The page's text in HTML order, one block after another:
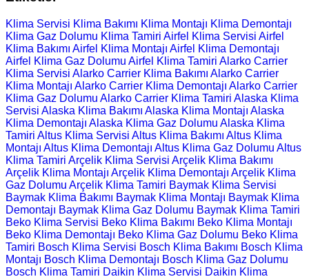
Klima Servisi Klima Bakımı Klima Montajı Klima Demontajı
Klima Gaz Dolumu Klima Tamiri Airfel Klima Servisi Airfel
Klima Bakımı Airfel Klima Montajı Airfel Klima Demontajı
Airfel Klima Gaz Dolumu Airfel Klima Tamiri Alarko Carrier
Klima Servisi Alarko Carrier Klima Bakımı Alarko Carrier
Klima Montajı Alarko Carrier Klima Demontajı Alarko Carrier
Klima Gaz Dolumu Alarko Carrier Klima Tamiri Alaska Klima
Servisi Alaska Klima Bakımı Alaska Klima Montajı Alaska
Klima Demontajı Alaska Klima Gaz Dolumu Alaska Klima
Tamiri Altus Klima Servisi Altus Klima Bakımı Altus Klima
Montajı Altus Klima Demontajı Altus Klima Gaz Dolumu Altus
Klima Tamiri Arçelik Klima Servisi Arçelik Klima Bakımı
Arçelik Klima Montajı Arçelik Klima Demontajı Arçelik Klima
Gaz Dolumu Arçelik Klima Tamiri Baymak Klima Servisi
Baymak Klima Bakımı Baymak Klima Montajı Baymak Klima
Demontajı Baymak Klima Gaz Dolumu Baymak Klima Tamiri
Beko Klima Servisi Beko Klima Bakımı Beko Klima Montajı
Beko Klima Demontajı Beko Klima Gaz Dolumu Beko Klima
Tamiri Bosch Klima Servisi Bosch Klima Bakımı Bosch Klima
Montajı Bosch Klima Demontajı Bosch Klima Gaz Dolumu
Bosch Klima Tamiri Daikin Klima Servisi Daikin Klima